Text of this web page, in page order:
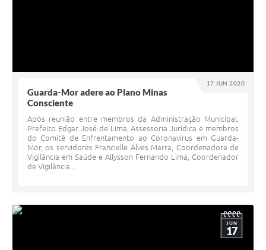
17 JUN 2020
Guarda-Mor adere ao Plano Minas
Consciente
Após reunião entre membros da Administração Municipal,
Prefeito Edgar José de Lima, Assessoria Jurídica e membros
do Comitê de Enfrentamento ao Coronavírus em Guarda-
Mor, os servidores Francielle Alves Marra, Coordenadora de
Vigilância em Saúde e Allysson Fernando Lima, Coordenador
de Vigilância...
JUN
17